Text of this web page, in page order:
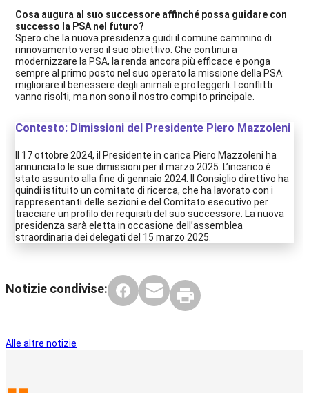
Cosa augura al suo successore affinché possa guidare con
successo la PSA nel futuro?
Spero che la nuova presidenza guidi il comune cammino di
rinnovamento verso il suo obiettivo. Che continui a
modernizzare la PSA, la renda ancora più efficace e ponga
sempre al primo posto nel suo operato la missione della PSA:
migliorare il benessere degli animali e proteggerli. I conflitti
vanno risolti, ma non sono il nostro compito principale.
Contesto: Dimissioni del Presidente Piero Mazzoleni
Il 17 ottobre 2024, il Presidente in carica Piero Mazzoleni ha
annunciato le sue dimissioni per il marzo 2025. L’incarico è
stato assunto alla fine di gennaio 2024. Il Consiglio direttivo ha
quindi istituito un comitato di ricerca, che ha lavorato con i
rappresentanti delle sezioni e del Comitato esecutivo per
tracciare un profilo dei requisiti del suo successore. La nuova
presidenza sarà eletta in occasione dell’assemblea
straordinaria dei delegati del 15 marzo 2025.
Notizie condivise:
Alle altre notizie